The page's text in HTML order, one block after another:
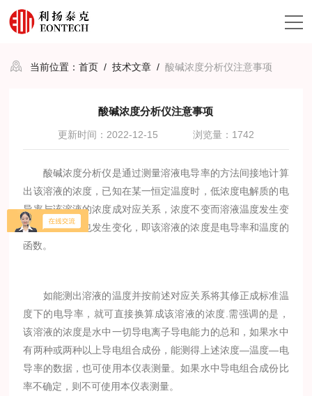
当前位置：首页 /技术文章 /酸碱浓度分析仪注意事项
酸碱浓度分析仪注意事项
更新时间：2022-12-15 浏览量：1742
酸碱浓度分析仪是通过测量溶液电导率的方法间接地计算
出该溶液的浓度，已知在某一恒定温度时，低浓度电解质的电
导率与该溶液的浓度成对应关系，浓度不变而溶液温度发生变
化时，电导率也发生变化，即该溶液的浓度是电导率和温度的
函数。
如能测出溶液的温度并按前述对应关系将其修正成标准温
度下的电导率，就可直接换算成该溶液的浓度.需强调的是，
该溶液的浓度是水中一切导电离子导电能力的总和，如果水中
有两种或两种以上导电组合成份，能测得上述浓度—温度—电
导率的数据，也可使用本仪表测量。如果水中导电组合成份比
率不确定，则不可使用本仪表测量。